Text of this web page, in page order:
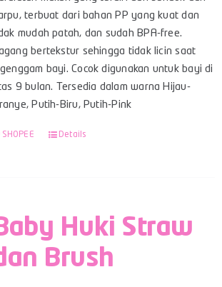
terbuat dari bahan PP yang kuat dan
mudah patah, dan sudah BPA-free.
bertekstur sehingga tidak licin saat
bayi. Cocok digunakan untuk bayi di
9 bulan. Tersedia dalam warna Hijau-
Putih-Biru, Putih-Pink
SHOPEE Details
Huki Straw
Brush